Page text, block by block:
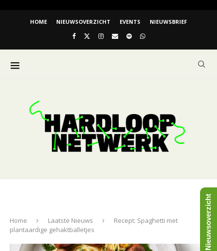
HOME NIEUWSOVERZICHT EVENTS NIEUWSBRIEF
Home Laatste Nieuws
Recept: Spaghetti met
plantaardige gehaktballetjes
Nieuwsoverzicht